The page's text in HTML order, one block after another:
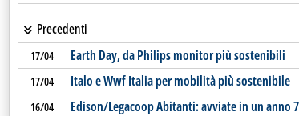
Precedenti
17/04 Earth Day, da Philips monitor più sostenibili
17/04 Italo e Wwf Italia per mobilità più sostenibile
16/04 Edison/Legacoop Abitanti: avviate in un anno